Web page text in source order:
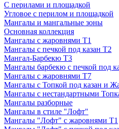
С перилами и площадкой
Угловое с перилом и площадкой
Мангалы и мангальные зоны
Основная коллекция
Мангалы с жаровнями Т1
Мангалы с печкой под казан Т2
Мангал-Барбекю Т3
Мангалы барбекю с печкой под
Мангалы с жаровнями Т7
Мангалы с Топкой под казан и
Мангалы с нестандартными
Мангалы разборные
Мангалы в стиле "Лофт"
Мангалы "Лофт" с жаровнями Т1